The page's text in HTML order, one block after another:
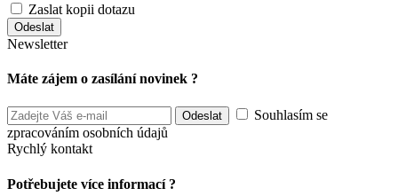
Zaslat kopii dotazu
Newsletter
Máte zájem o zasílání novinek ?
Souhlasím se
zpracováním osobních údajů
Rychlý kontakt
Potřebujete více informací ?